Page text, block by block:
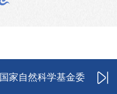
国家自然科学基金委 国